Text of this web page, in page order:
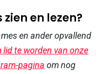
en lezen?
en ander opvallend
lid te worden van onze
pagina om nog